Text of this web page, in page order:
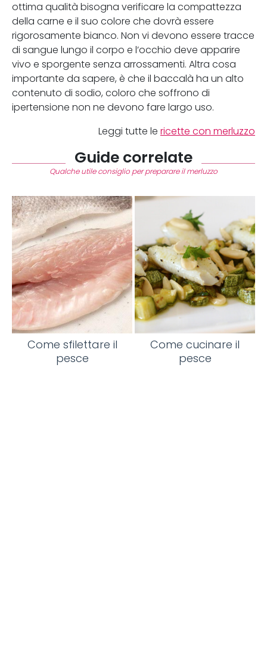
ottima qualità bisogna verificare la compattezza
della carne e il suo colore che dovrà essere
rigorosamente bianco. Non vi devono essere tracce
di sangue lungo il corpo e l’occhio deve apparire
vivo e sporgente senza arrossamenti. Altra cosa
importante da sapere, è che il baccalà ha un alto
contenuto di sodio, coloro che soffrono di
ipertensione non ne devono fare largo uso.
Leggi tutte le ricette con merluzzo
Guide correlate
Qualche utile consiglio per preparare il merluzzo
Come sfilettare il
pesce
Come cucinare il
pesce